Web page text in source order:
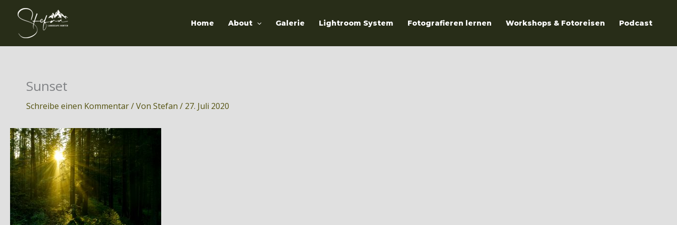
Inhalt
springen
Home About Galerie Lightroom System Fotografieren lernen Workshops & Fotoreisen Podcast
Sunset
Schreibe einen Kommentar/ Von Stefan / 27. Juli 2020